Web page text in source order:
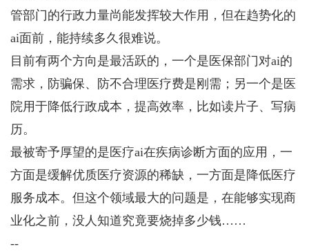
管部门的行政力量尚能发挥较大作用，但在趋势化的
ai面前，能持续多久很难说。
目前有两个方向是最活跃的，一个是医保部门对ai的
需求，防骗保、防不合理医疗费是刚需；另一个是医
院用于降低行政成本，提高效率，比如读片子、写病
历。
最被寄予厚望的是医疗ai在疾病诊断方面的应用，一
方面是缓解优质医疗资源的稀缺，一方面是降低医疗
服务成本。但这个领域最大的问题是，在能够实现商
业化之前，没人知道究竟要烧掉多少钱……
--